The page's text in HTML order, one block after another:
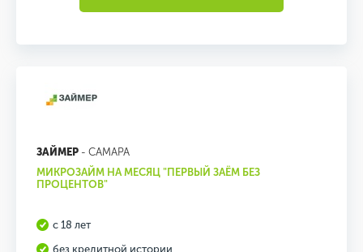
ЗАЙМЕР - САМАРА
МИКРОЗАЙМ НА МЕСЯЦ "ПЕРВЫЙ ЗАЁМ БЕЗ
ПРОЦЕНТОВ"
с 18 лет
без кредитной истории